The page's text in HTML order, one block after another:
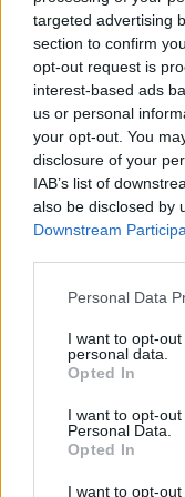
targeted advertising
section to confirm
opt-out request is
interest-based ads
us or personal
your opt-out. You
disclosure of your
IAB’s list of
also be disclosed by
Downstream
Personal Data
I want to opt-
personal data.
Opted In
I want to opt-
Personal Data.
Opted In
I want to opt-
aizrāvies, izejot
izvēlēties
viņam visdrīzāk ir
jautājums – kam?
Pārspīlētas rūpes
neloģiski, bet
izraisa diezgan
vīrietis partneres
vainīgs, ka ir
sajūtām tiktu galā.
izklaižu pilnas
atpūta ar sievu un
Izmaiņas
vīrietis izvairās no
partneri, tad tas ir